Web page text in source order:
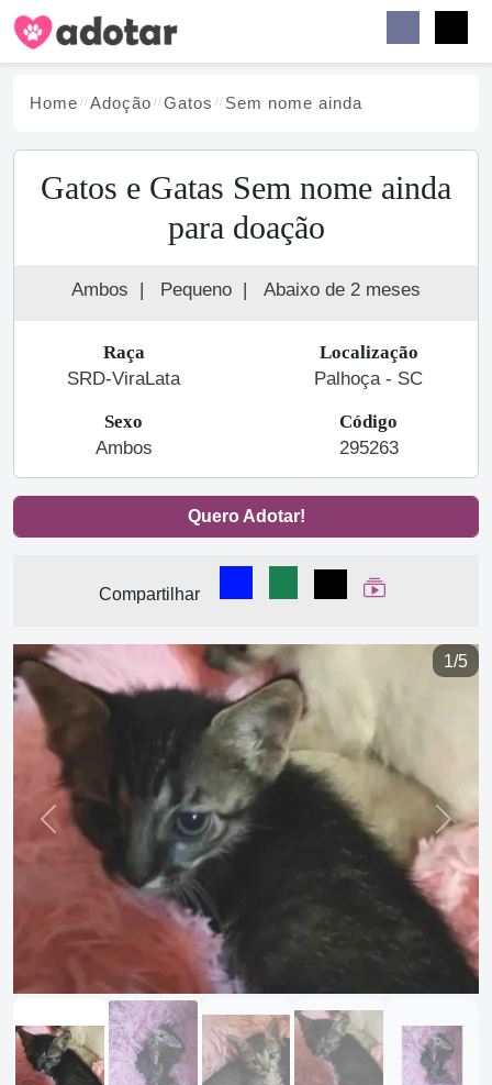
Home Adoção Gatos Sem nome ainda
Gatos e Gatas Sem nome ainda
para doação
Ambos | Pequeno | Abaixo de 2 meses
Raça
SRD-ViraLata
Localização
Palhoça - SC
Sexo
Ambos
Código
295263
Quero Adotar!
Compartilhar
Compartilhar no Facebook
Compartilhar no
Compartilhar
Ver Web Story
1/5
Previous Next